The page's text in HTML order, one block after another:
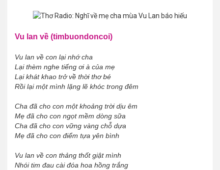
Vu lan về (timbuondoncoi)
Vu lan về con lại nhớ cha
Lại thèm nghe tiếng ơi à của mẹ
Lại khát khao trở về thời thơ bé
Rồi lại một mình lặng lẽ khóc trong đêm
Cha đã cho con một khoảng trời dịu êm
Mẹ đã cho con ngọt mềm dòng sữa
Cha đã cho con vững vàng chỗ dựa
Mẹ đã cho con điểm tựa yên bình
Vu lan về con thảng thốt giật mình
Nhói tim đau cài đóa hoa hồng trắng